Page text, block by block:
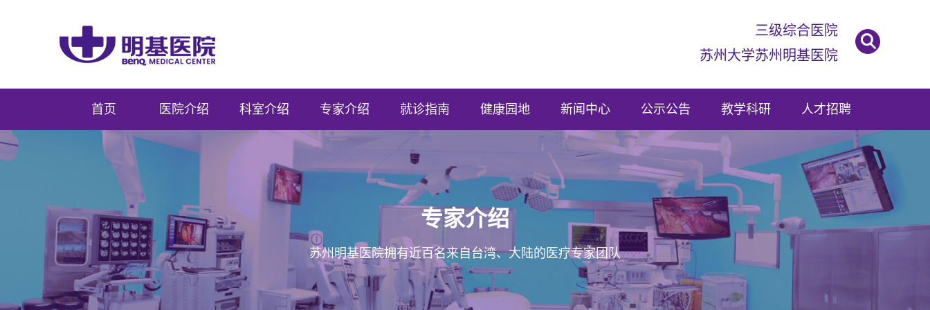
三级综合医院
苏州大学苏州明基医院

首页 医院介绍 科室介绍 专家介绍 就诊指南 健康园地 新闻中心 公示公告 教学科研 人才招聘
专家介绍
苏州明基医院拥有近百名来自台湾、大陆的医疗专家团队